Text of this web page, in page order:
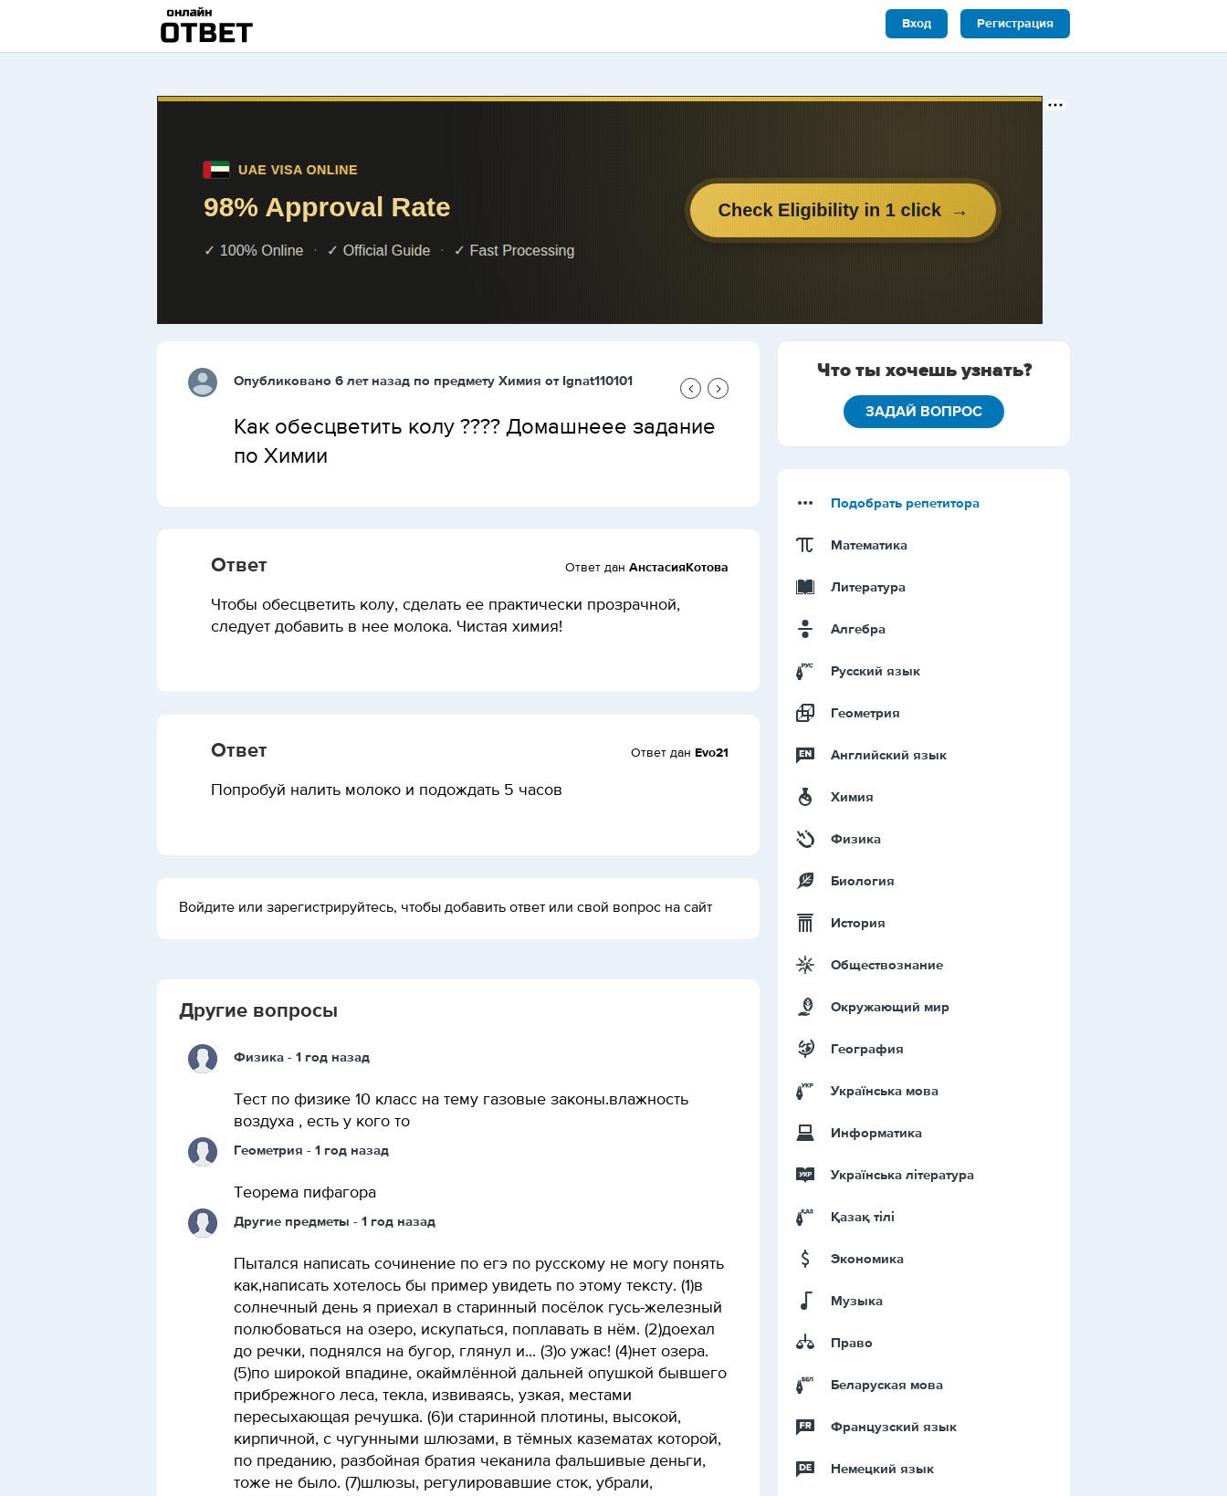
Вход Регистрация
Опубликовано 6 лет назад по предмету Химия от Ignat110101
Как обесцветить колу ???? Домашнеее задание
по Химии
Ответ Ответ дан АнстасияКотова
Чтобы обесцветить колу, сделать ее практически прозрачной,
следует добавить в нее молока. Чистая химия!
Ответ Ответ дан Evo21
Попробуй налить молоко и подождать 5 часов
Войдите или зарегистрируйтесь, чтобы добавить ответ или свой вопрос на сайт
Другие вопросы
Физика - 1 год назад
Тест по физике 10 класс на тему газовые законы.влажность
воздуха , есть у кого то
Геометрия - 1 год назад
Теорема пифагора
Другие предметы - 1 год назад
Пытался написать сочинение по егэ по русскому не могу понять
как,написать хотелось бы пример увидеть по этому тексту. (1)в
солнечный день я приехал в старинный посёлок гусь-железный
полюбоваться на озеро, искупаться, поплавать в нём. (2)доехал
до речки, поднялся на бугор, глянул и... (3)о ужас! (4)нет озера.
(5)по широкой впадине, окаймлённой дальней опушкой бывшего
прибрежного леса, текла, извиваясь, узкая, местами
пересыхающая речушка. (6)и старинной плотины, высокой,
кирпичной, с чугунными шлюзами, в тёмных казематах которой,
по преданию, разбойная братия чеканила фальшивые деньги,
тоже не было. (7)шлюзы, регулировавшие сток, убрали,
Что ты хочешь узнать?
ЗАДАЙ ВОПРОС
Подобрать репетитора
Математика
Литература
Алгебра
Русский язык
Геометрия
Английский язык
Химия
Физика
Биология
История
Обществознание
Окружающий мир
География
Українська мова
Информатика
Українська література
Қазақ тiлi
Экономика
Музыка
Право
Беларуская мова
Французский язык
Немецкий язык